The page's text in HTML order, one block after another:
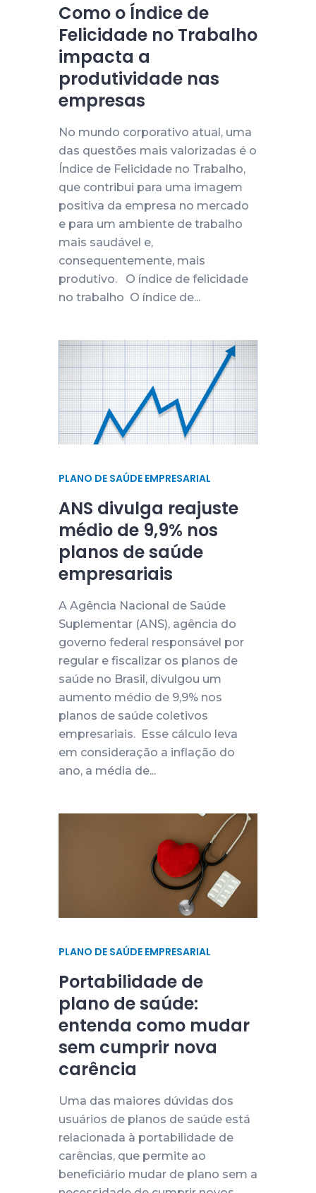
Como o Índice de
Felicidade no Trabalho
impacta a
produtividade nas
empresas
No mundo corporativo atual, uma
das questões mais valorizadas é o
Índice de Felicidade no Trabalho,
que contribui para uma imagem
positiva da empresa no mercado
e para um ambiente de trabalho
mais saudável e,
consequentemente, mais
produtivo. O índice de felicidade
no trabalho O índice de...
PLANO DE SAÚDE EMPRESARIAL
ANS divulga reajuste
médio de 9,9% nos
planos de saúde
empresariais
A Agência Nacional de Saúde
Suplementar (ANS), agência do
governo federal responsável por
regular e fiscalizar os planos de
saúde no Brasil, divulgou um
aumento médio de 9,9% nos
planos de saúde coletivos
empresariais. Esse cálculo leva
em consideração a inflação do
ano, a média de...
PLANO DE SAÚDE EMPRESARIAL
Portabilidade de
plano de saúde:
entenda como mudar
sem cumprir nova
carência
Uma das maiores dúvidas dos
usuários de planos de saúde está
relacionada à portabilidade de
carências, que permite ao
beneficiário mudar de plano sem a